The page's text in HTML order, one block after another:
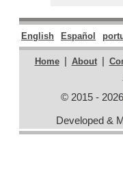
English Español
Home | About |
© 2015 - 2026
Developed &